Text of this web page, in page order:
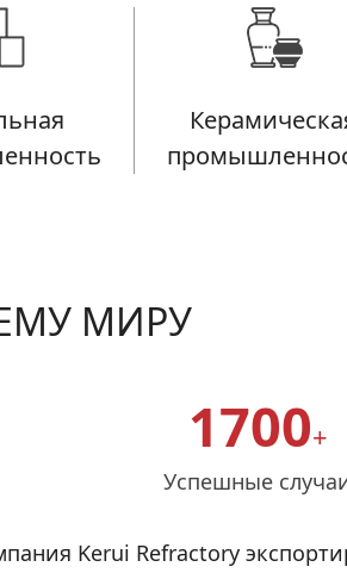
МИРУ
1700+
Успешные
Kerui Refractory